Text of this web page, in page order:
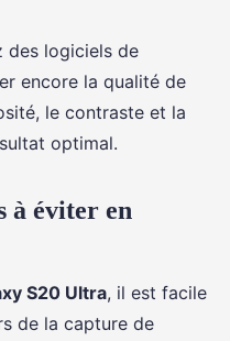
des logiciels de
encore la qualité de
le contraste et la
optimal.
à éviter en
S20 Ultra, il est facile
de la capture de